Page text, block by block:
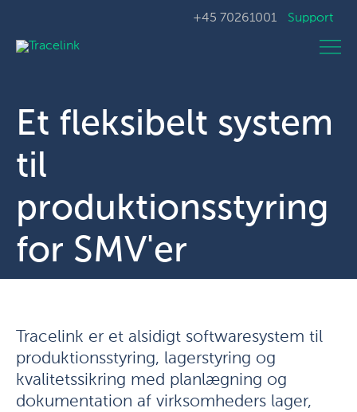
+45 70261001 Support
Et fleksibelt system
til
produktionsstyring
for SMV'er
Tracelink er et alsidigt softwaresystem til
produktionsstyring, lagerstyring og
kvalitetssikring med planlægning og
dokumentation af virksomheders lager,